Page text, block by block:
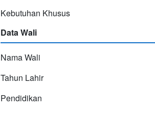
Kebutuhan Khusus
Data Wali
Nama Wali
Tahun Lahir
Pendidikan